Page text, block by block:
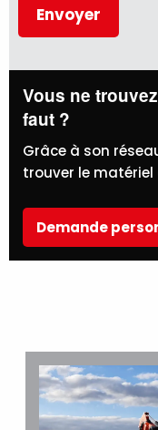
Vous ne
faut ?
Grâce à son
trouver le matériel
Demande